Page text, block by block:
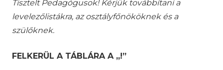
Tisztelt Pedagógusok! Kérjük továbbítani a
levelezőlistákra, az osztályfőnököknek és a
szülőknek.
FELKERÜL A TÁBLÁRA A „!”